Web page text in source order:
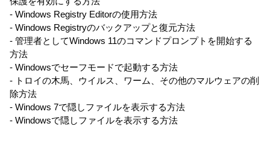
- Windows Registry Editorの使用方法
- Windows Registryのバックアップと復元方法
- 管理者としてWindows 11のコマンドプロンプトを開始する
方法
- Windowsでセーフモードで起動する方法
- トロイの木馬、ウイルス、ワーム、その他のマルウェアの削
除方法
- Windows 7で隠しファイルを表示する方法
- Windowsで隠しファイルを表示する方法